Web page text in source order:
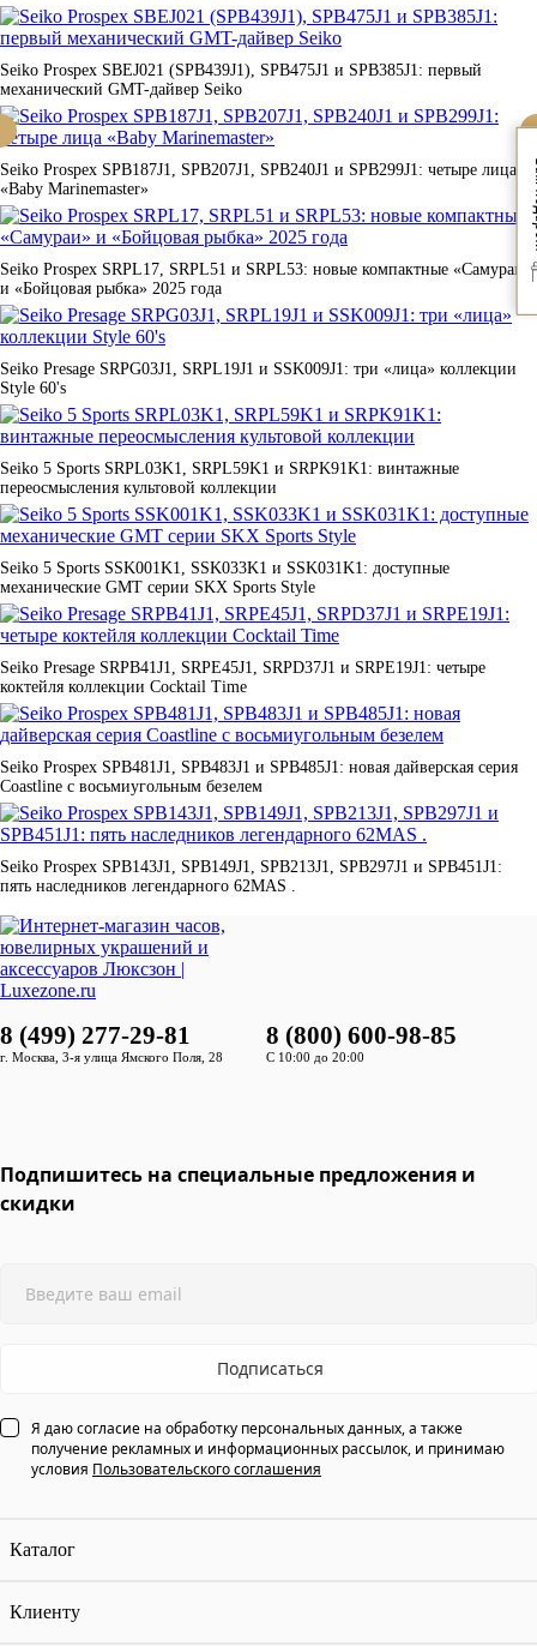
Seiko Prospex SBEJ021 (SPB439J1), SPB475J1 и SPB385J1: первый
механический GMT-дайвер Seiko
Seiko Prospex SPB187J1, SPB207J1, SPB240J1 и SPB299J1: четыре лица
«Baby Marinemaster»
Seiko Prospex SRPL17, SRPL51 и SRPL53: новые компактные «Самураи»
и «Бойцовая рыбка» 2025 года
Seiko Presage SRPG03J1, SRPL19J1 и SSK009J1: три «лица» коллекции
Style 60's
Seiko 5 Sports SRPL03K1, SRPL59K1 и SRPK91K1: винтажные
переосмысления культовой коллекции
Seiko 5 Sports SSK001K1, SSK033K1 и SSK031K1: доступные
механические GMT серии SKX Sports Style
Seiko Presage SRPB41J1, SRPE45J1, SRPD37J1 и SRPE19J1: четыре
коктейля коллекции Cocktail Time
Seiko Prospex SPB481J1, SPB483J1 и SPB485J1: новая дайверская серия
Coastline с восьмиугольным безелем
Seiko Prospex SPB143J1, SPB149J1, SPB213J1, SPB297J1 и SPB451J1:
пять наследников легендарного 62MAS .
Каталог
Клиенту
Подпишитесь на специальные предложения и
скидки
Подписаться
Я даю согласие на обработку персональных данных, а также
получение рекламных и информационных рассылок, и принимаю
условия Пользовательского соглашения
8 (499) 277-29-81
г. Москва, 3-я улица Ямского Поля, 28
8 (800) 600-98-85
С 10:00 до 20:00